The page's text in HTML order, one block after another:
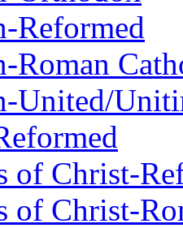
Reformed
Roman
United/
of Christ-
of Christ-